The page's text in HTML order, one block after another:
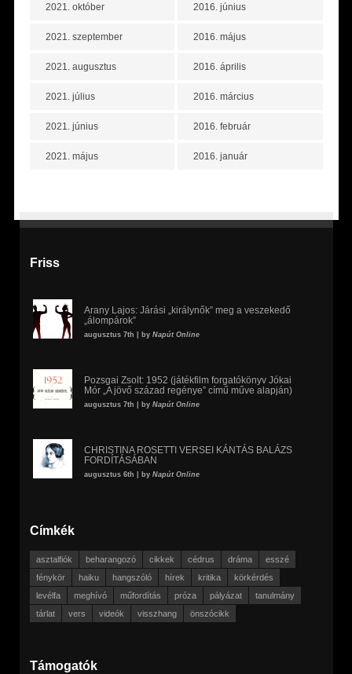
2021. október
2021. szeptember
2021. augusztus
2021. július
2021. június
2021. május
2016. június
2016. május
2016. április
2016. március
2016. február
2016. január
Friss
Arany Lajos: Járási „királynők” meg a veszekedő
„álompárok”
augusztus 7th | by Napút Online
Pozsgai Zsolt: 1952 (játékfilm forgatókönyv Jókai
Mór „A jövő század regénye” című műve alapján)
augusztus 7th | by Napút Online
CHRISTINA ROSETTI VERSEI KÁNTÁS BALÁZS
FORDÍTÁSÁBAN
augusztus 6th | by Napút Online
Címkék
asztalfiók beharangozó cikkek cédrus dráma
esszé
fénykör
haiku hangszóló hírek kritika
körkérdés
levélfa
meghívó műfordítás próza pályázat
tanulmány
tárlat
vers videók visszhang önszócikk
Támogatók